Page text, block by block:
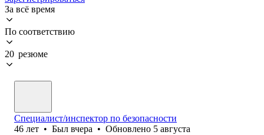
За всё время
По соответствию
20 резюме
Специалист/инспектор по безопасности
46 лет • Был вчера • Обновлено 5 августа